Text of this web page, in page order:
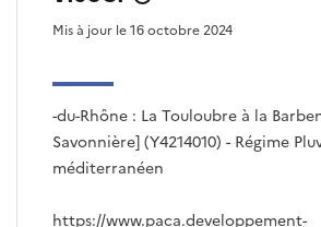
-du-Rhône : La Touloubre à la
Savonnière] (Y4214010) - Régime
méditerranéen
Mis à jour le 16 octobre 2024
https://www.paca.developpement-